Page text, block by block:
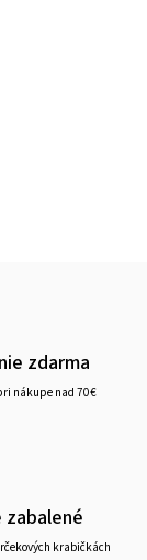
zdarma
nákupe nad 70€
zabalené
krabičkách